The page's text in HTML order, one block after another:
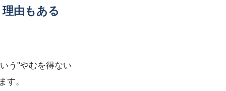
由もある
う"やむを得ない
す。